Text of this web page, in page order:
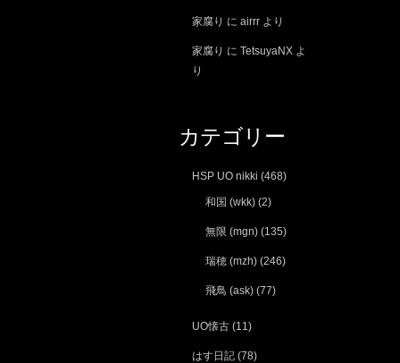
家腐り に airrr より
家腐り に TetsuyaNX よ
り
カテゴリー
HSP UO nikki (468)
和国 (wkk) (2)
無限 (mgn) (135)
瑞穂 (mzh) (246)
飛鳥 (ask) (77)
UO懐古 (11)
はす日記 (78)